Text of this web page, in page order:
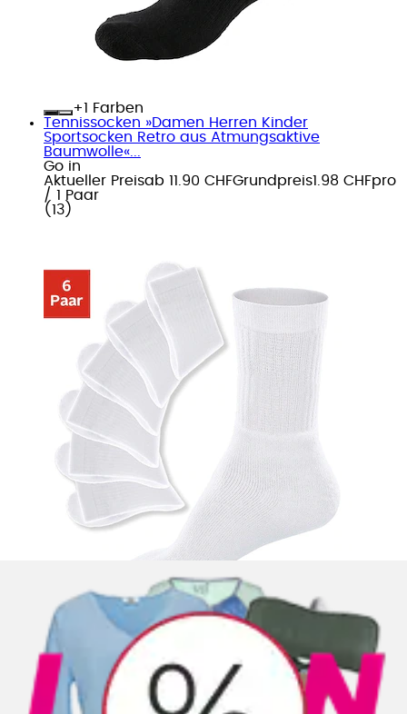
+
Farben
Tennissocken »Damen Herren Kinder
Sportsocken Retro aus Atmungsaktive
Baumwolle«...
Go in
Aktueller Preisab 11.90 CHFGrundpreis1.98 CHFpro
/ 1 Paar
( 13 )
Basicsocken Packung, 10 Paar tlg. unifarben
Go in